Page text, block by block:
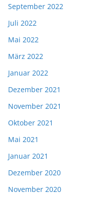
September 2022
Juli 2022
Mai 2022
März 2022
Januar 2022
Dezember 2021
November 2021
Oktober 2021
Mai 2021
Januar 2021
Dezember 2020
November 2020